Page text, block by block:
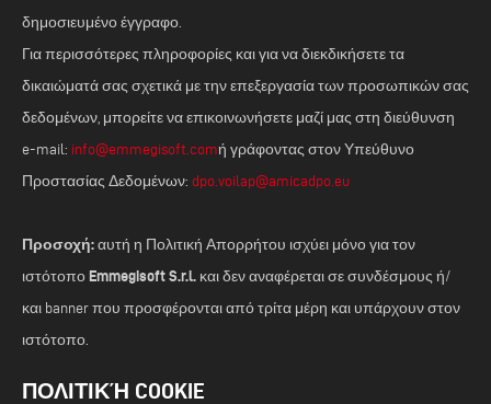
δημοσιευμένο έγγραφο.
Για περισσότερες πληροφορίες και για να διεκδικήσετε τα
δικαιώματά σας σχετικά με την επεξεργασία των προσωπικών σας
δεδομένων, μπορείτε να επικοινωνήσετε μαζί μας στη διεύθυνση
e-mail: info@emmegisoft.comή γράφοντας στον Υπεύθυνο
Προστασίας Δεδομένων: dpo.voilap@amicadpo.eu
Προσοχή: αυτή η Πολιτική Απορρήτου ισχύει μόνο για τον
ιστότοπο Emmegisoft S.r.l. και δεν αναφέρεται σε συνδέσμους ή/
και banner που προσφέρονται από τρίτα μέρη και υπάρχουν στον
ιστότοπο.
ΠΟΛΙΤΙΚΉ COOKIE